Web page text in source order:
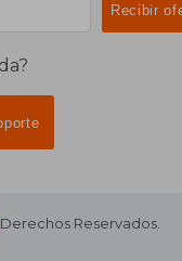
Derechos Reservados.